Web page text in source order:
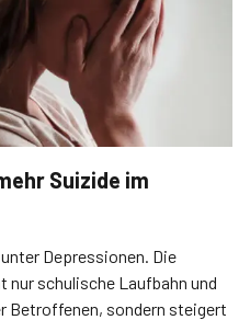
Suizide im
Depressionen. Die
schulische Laufbahn und
Betroffenen, sondern steigert